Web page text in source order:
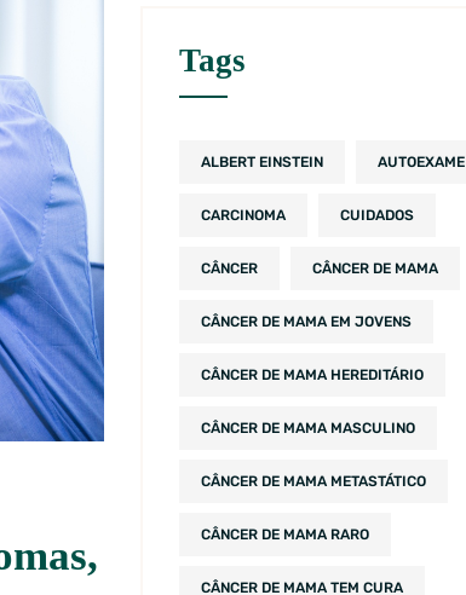
Tags
ALBERT EINSTEIN AUTOEXAME
CARCINOMA CUIDADOS
CÂNCER CÂNCER DE MAMA
CÂNCER DE MAMA EM JOVENS
CÂNCER DE MAMA HEREDITÁRIO
CÂNCER DE MAMA MASCULINO
CÂNCER DE MAMA METASTÁTICO
CÂNCER DE MAMA RARO
CÂNCER DE MAMA TEM CURA